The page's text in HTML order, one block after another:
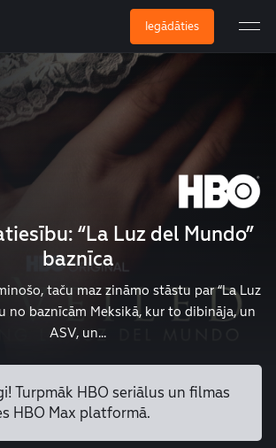
Iegādāties
“La Luz del Mundo”
baznīca
taču maz zināmo stāstu par “La Luz
no baznīcām Meksikā, kur to dibināja, un
ASV, un...
Turpmāk HBO seriālus un filmas
HBO Max platformā.